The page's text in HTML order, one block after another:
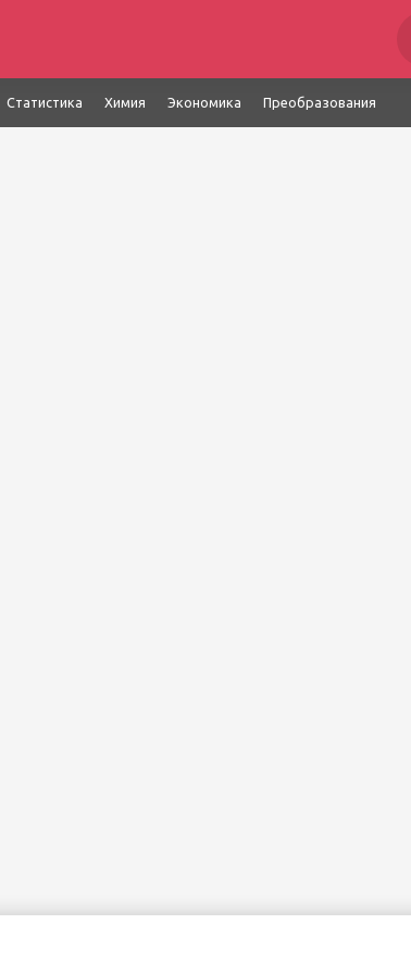
Статистика Химия Экономика Преобразования